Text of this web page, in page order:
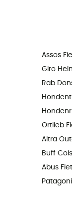
Assos
Giro
Rab
Ortlieb
Altra
Buff
Abus